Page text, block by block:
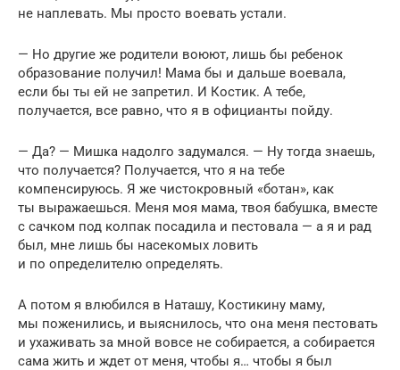
не наплевать. Мы просто воевать устали.
— Но другие же родители воюют, лишь бы ребенок
образование получил! Мама бы и дальше воевала,
если бы ты ей не запретил. И Костик. А тебе,
получается, все равно, что я в официанты пойду.
— Да? — Мишка надолго задумался. — Ну тогда знаешь,
что получается? Получается, что я на тебе
компенсируюсь. Я же чистокровный «ботан», как
ты выражаешься. Меня моя мама, твоя бабушка, вместе
с сачком под колпак посадила и пестовала — а я и рад
был, мне лишь бы насекомых ловить
и по определителю определять.
А потом я влюбился в Наташу, Костикину маму,
мы поженились, и выяснилось, что она меня пестовать
и ухаживать за мной вовсе не собирается, а собирается
сама жить и ждет от меня, чтобы я… чтобы я был